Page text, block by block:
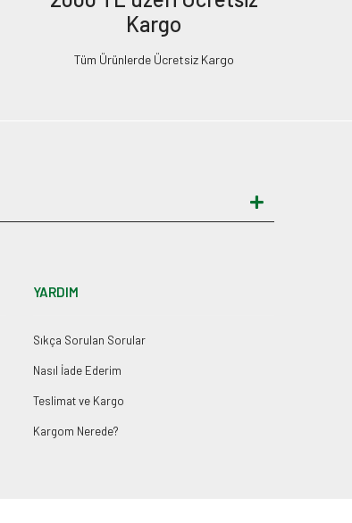
Kargo
Tüm Ürünlerde Ücretsiz Kargo
YARDIM
Sıkça Sorulan Sorular
Nasıl İade Ederim
Teslimat ve Kargo
Kargom Nerede?